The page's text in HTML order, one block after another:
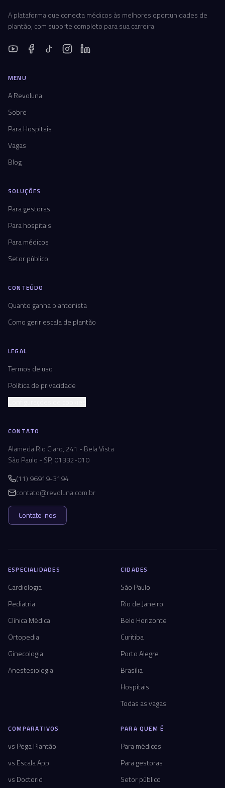
A plataforma que conecta médicos às melhores oportunidades de
plantão, com suporte completo para sua carreira.
MENU
A Revoluna
Sobre
Para Hospitais
Vagas
Blog
SOLUÇÕES
Para gestoras
Para hospitais
Para médicos
Setor público
CONTEÚDO
Quanto ganha plantonista
Como gerir escala de plantão
LEGAL
Termos de uso
Política de privacidade
CONTATO
Alameda Rio Claro, 241 - Bela Vista
São Paulo - SP, 01332-010
(11) 96919-3194
contato@revoluna.com.br
Contate-nos
ESPECIALIDADES
Cardiologia
Pediatria
Clínica Médica
Ortopedia
Ginecologia
Anestesiologia
CIDADES
São Paulo
Rio de Janeiro
Belo Horizonte
Curitiba
Porto Alegre
Brasília
Hospitais
Todas as vagas
COMPARATIVOS
vs Pega Plantão
vs Escala App
vs Doctorid
PARA QUEM É
Para médicos
Para gestoras
Setor público